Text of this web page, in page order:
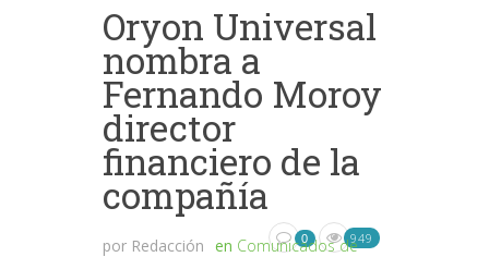
Oryon Universal
nombra a
Fernando Moroy
director
financiero de la
compañía
por Redacción en Comunicados de
0 949